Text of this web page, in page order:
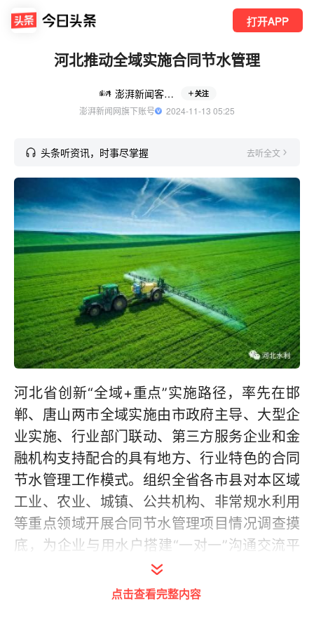
打开APP
河北推动全域实施合同节水管理
澎湃新闻客户端 关注
澎湃新闻网旗下账号
  2024-11-13 05:25
头条听资讯，时事尽掌握 去听全文
河北省创新“全域+重点”实施路径，率先在邯
郸、唐山两市全域实施由市政府主导、大型企
业实施、行业部门联动、第三方服务企业和金
融机构支持配合的具有地方、行业特色的合同
节水管理工作模式。组织全省各市县对本区域
工业、农业、城镇、公共机构、非常规水利用
等重点领域开展合同节水管理项目情况调查摸
底，为企业与用水户搭建“一对一”沟通交流平
台，推动市县在重点领域先行先试，全面提升
全省合同节水管理水平。
点击查看完整内容